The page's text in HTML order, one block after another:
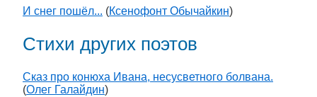
И снег пошёл... (Ксенофонт Обычайкин)
Стихи других поэтов
Сказ про конюха Ивана, несусветного болвана.
(Олег Галайдин)